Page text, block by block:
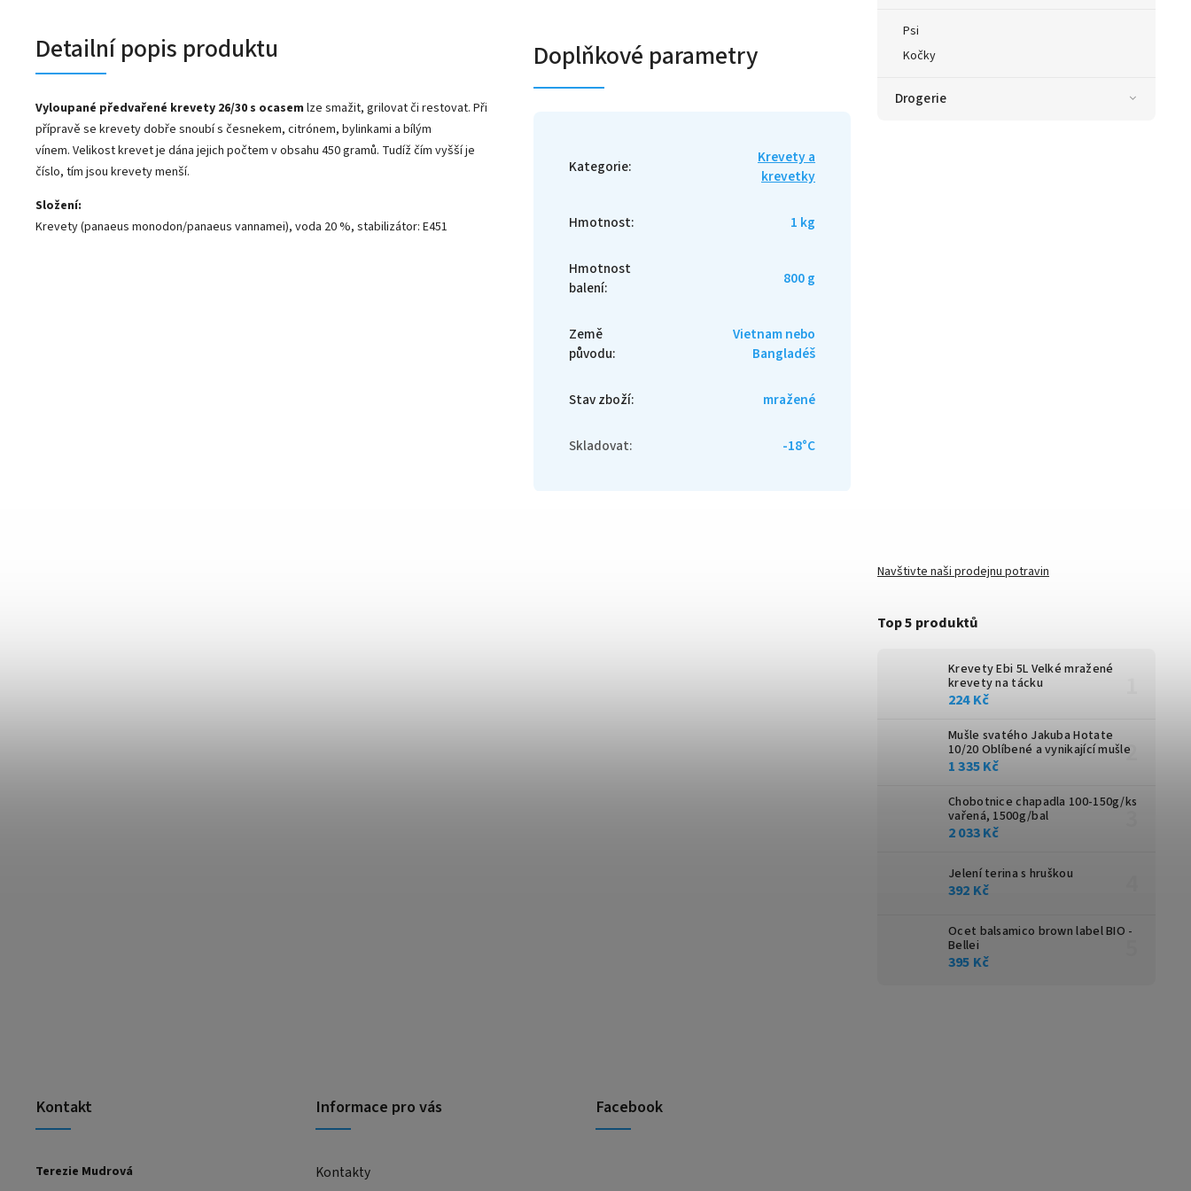
Psi
Kočky
Drogerie
Navštivte naši prodejnu potravin
Top 5 produktů
Krevety Ebi 5L Velké mražené
krevety na tácku
224 Kč
Mušle svatého Jakuba Hotate
10/20 Oblíbené a vynikající mušle
1 335 Kč
Chobotnice chapadla 100-150g/ks
vařená, 1500g/bal
2 033 Kč
Jelení terina s hruškou
392 Kč
Ocet balsamico brown label BIO -
Bellei
395 Kč
Detailní popis produktu
Vyloupané předvařené krevety 26/30 s ocasem lze smažit, grilovat či restovat. Při
přípravě se krevety dobře snoubí s česnekem, citrónem, bylinkami a bílým
vínem. Velikost krevet je dána jejich počtem v obsahu 450 gramů. Tudíž čím vyšší je
číslo, tím jsou krevety menší.
Složení:
Krevety (panaeus monodon/panaeus vannamei), voda 20 %, stabilizátor: E451
Doplňkové parametry
Kategorie:
Krevety a
krevetky
Hmotnost: 1 kg
Hmotnost
balení: 800 g
Země
původu:
Vietnam nebo
Bangladéš
Stav zboží: mražené
Skladovat: -18°C
Kontakt
Terezie Mudrová
Informace pro vás
Kontakty
Facebook